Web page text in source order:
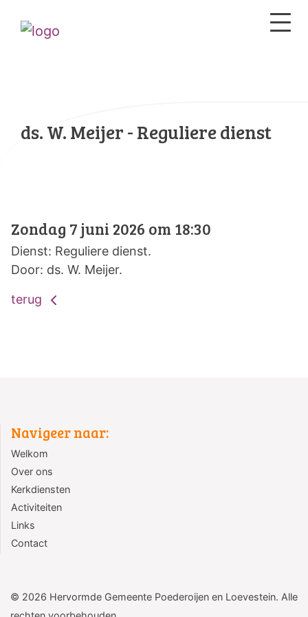
ds. W. Meijer - Reguliere dienst
Zondag 7 juni 2026 om 18:30
Dienst: Reguliere dienst.
Door: ds. W. Meijer.
terug
Navigeer naar:
Welkom
Over ons
Kerkdiensten
Activiteiten
Links
Contact
© 2026 Hervormde Gemeente Poederoijen en Loevestein. Alle